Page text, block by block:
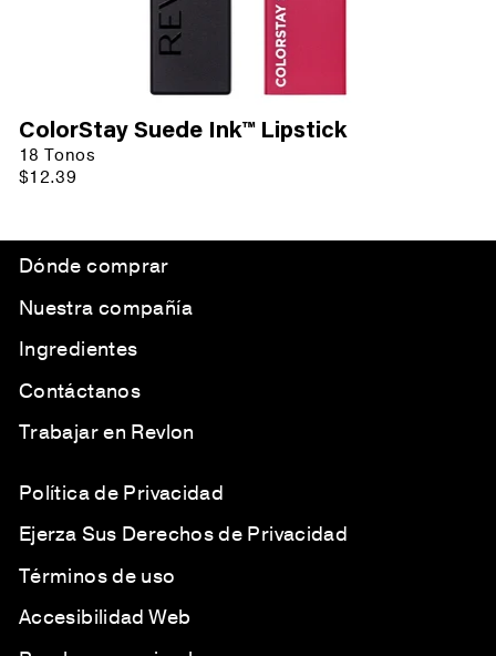
ColorStay Suede Ink™ Lipstick
18 Tonos
$12.39
Dónde comprar
Nuestra compañía
Ingredientes
Contáctanos
Trabajar en Revlon
Política de Privacidad
Ejerza Sus Derechos de Privacidad
Términos de uso
Accesibilidad Web